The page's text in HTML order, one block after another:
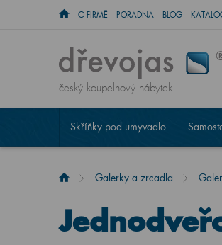
O FIRMĚ PORADNA BLOG
český koupelnový nábytek
Skříňky pod umyvadlo
Galerky a zrcadla